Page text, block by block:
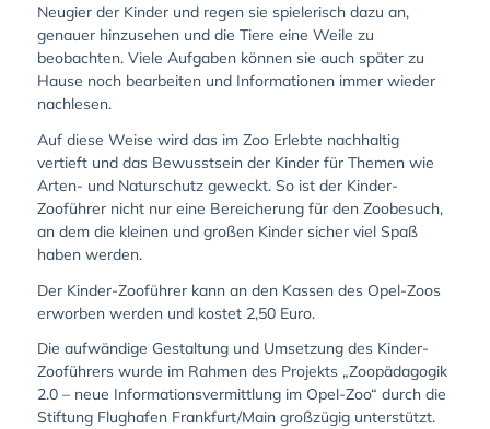
Neugier der Kinder und regen sie spielerisch dazu an,
genauer hinzusehen und die Tiere eine Weile zu
beobachten. Viele Aufgaben können sie auch später zu
Hause noch bearbeiten und Informationen immer wieder
nachlesen.
Auf diese Weise wird das im Zoo Erlebte nachhaltig
vertieft und das Bewusstsein der Kinder für Themen wie
Arten- und Naturschutz geweckt. So ist der Kinder-
Zooführer nicht nur eine Bereicherung für den Zoobesuch,
an dem die kleinen und großen Kinder sicher viel Spaß
haben werden.
Der Kinder-Zooführer kann an den Kassen des Opel-Zoos
erworben werden und kostet 2,50 Euro.
Die aufwändige Gestaltung und Umsetzung des Kinder-
Zooführers wurde im Rahmen des Projekts „Zoopädagogik
2.0 – neue Informationsvermittlung im Opel-Zoo“ durch die
Stiftung Flughafen Frankfurt/Main großzügig unterstützt.